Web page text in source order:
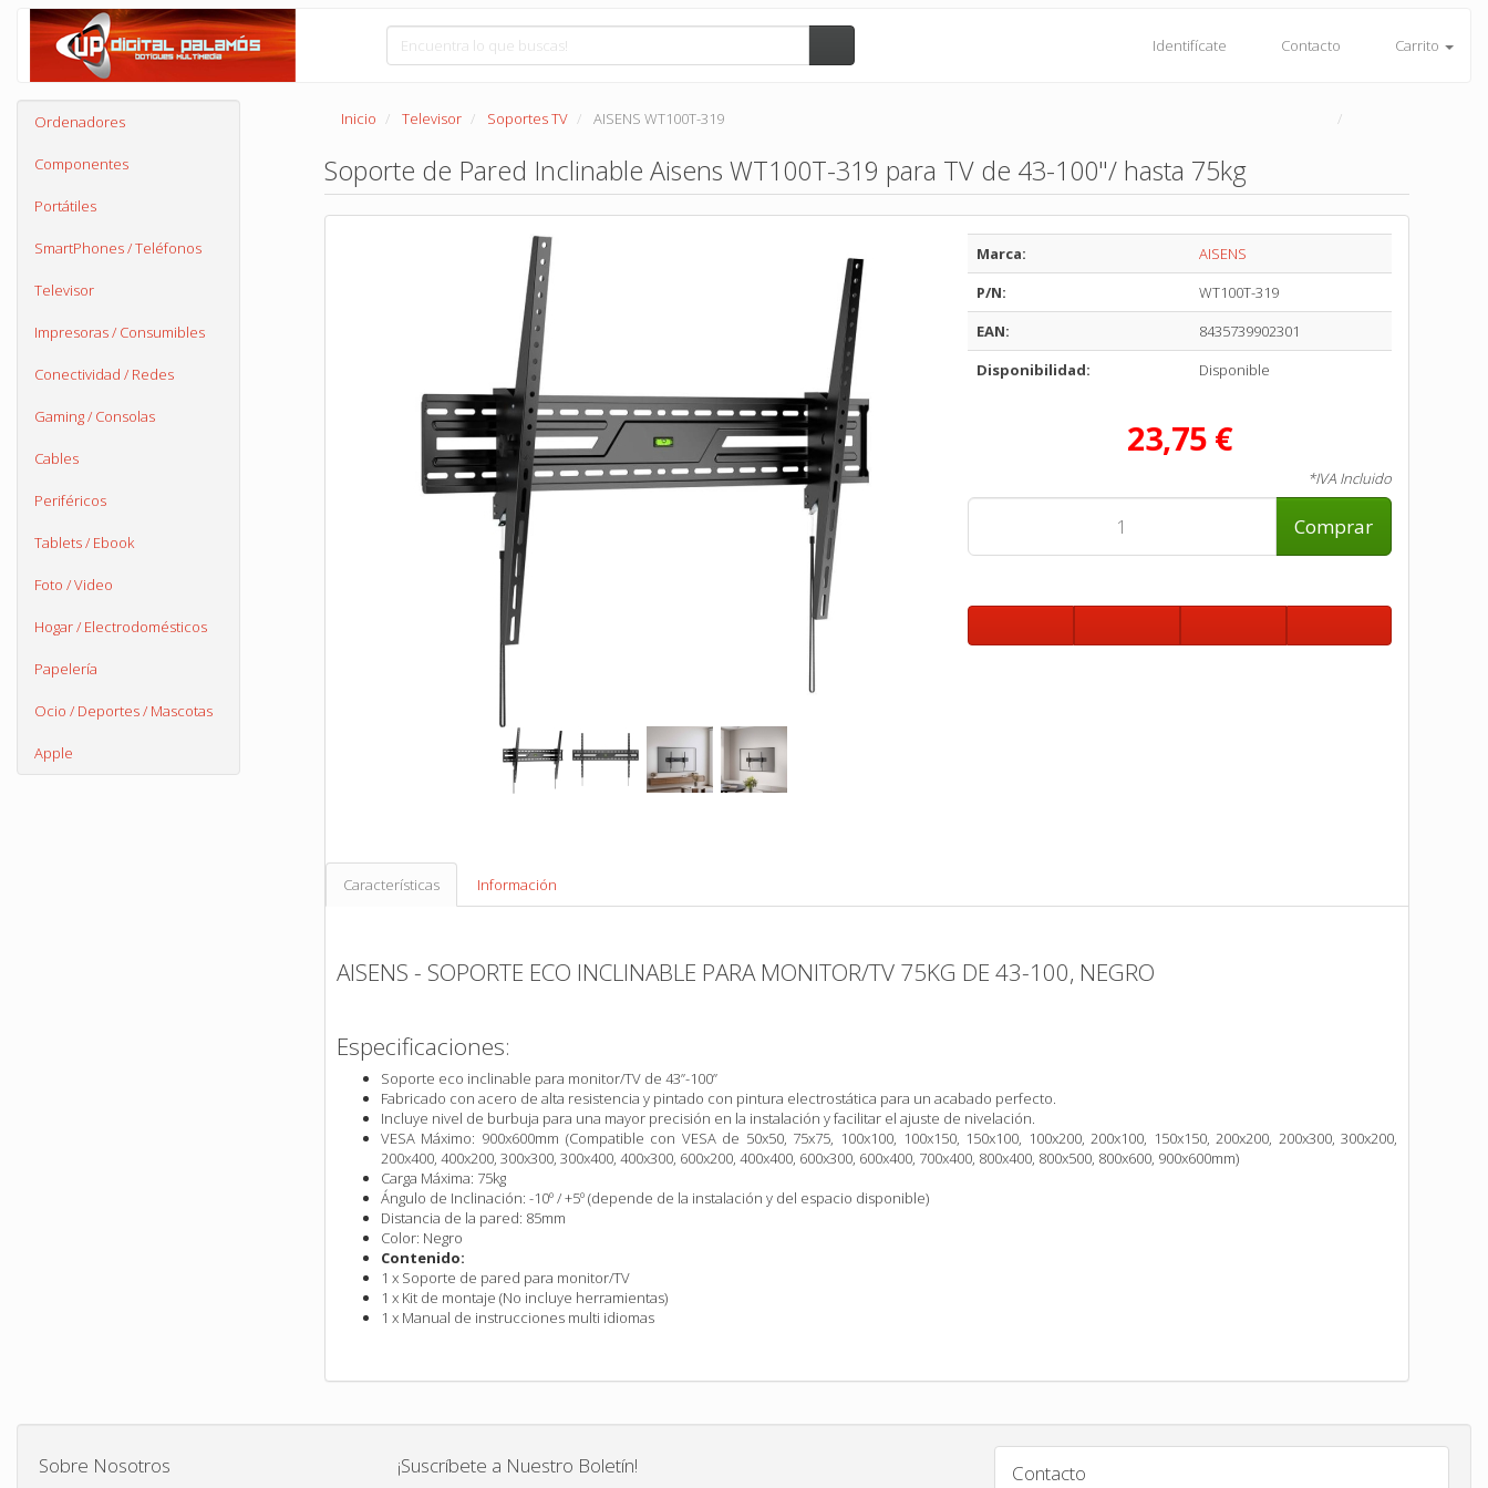
Identifícate Contacto Carrito
Ordenadores
Componentes
Portátiles
SmartPhones / Teléfonos
Televisor
Impresoras / Consumibles
Conectividad / Redes
Gaming / Consolas
Cables
Periféricos
Tablets / Ebook
Foto / Video
Hogar / Electrodomésticos
Papelería
Ocio / Deportes / Mascotas
Apple
Inicio Televisor Soportes TV AISENS WT100T-319
Soporte de Pared Inclinable Aisens WT100T-319 para TV de 43-100"/ hasta 75kg
Marca:
AISENS
P/N:
WT100T-319
EAN:
8435739902301
Disponibilidad:
Disponible
23,75 €
*IVA Incluido
Comprar
Características Información
AISENS - SOPORTE ECO INCLINABLE PARA MONITOR/TV 75KG DE 43-100, NEGRO
Especificaciones:
Soporte eco inclinable para monitor/TV de 43”-100”
Fabricado con acero de alta resistencia y pintado con pintura electrostática para un acabado perfecto.
Incluye nivel de burbuja para una mayor precisión en la instalación y facilitar el ajuste de nivelación.
VESA Máximo: 900x600mm (Compatible con VESA de 50x50, 75x75, 100x100, 100x150, 150x100, 100x200, 200x100, 150x150, 200x200, 200x300, 300x200,
200x400, 400x200, 300x300, 300x400, 400x300, 600x200, 400x400, 600x300, 600x400, 700x400, 800x400, 800x500, 800x600, 900x600mm)
Carga Máxima: 75kg
Ángulo de Inclinación: -10º / +5º (depende de la instalación y del espacio disponible)
Distancia de la pared: 85mm
Color: Negro
Contenido:
1 x Soporte de pared para monitor/TV
1 x Kit de montaje (No incluye herramientas)
1 x Manual de instrucciones multi idiomas
Sobre Nosotros ¡Suscríbete a Nuestro Boletín! Contacto